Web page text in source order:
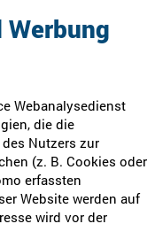
Webanalysedienst
die die
Nutzers zur
(z. B. Cookies oder
erfassten
Website werden auf
wird vor der